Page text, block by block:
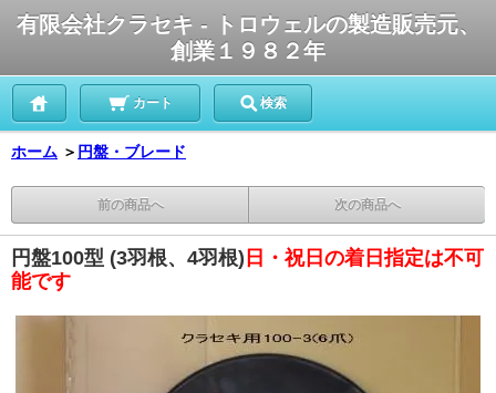
有限会社クラセキ - トロウェルの製造販売元、
創業１９８２年
カート 検索
ホーム ＞ 円盤・ブレード
前の商品へ 次の商品へ
円盤100型 (3羽根、4羽根) 日・祝日の着日指定は不可
能です